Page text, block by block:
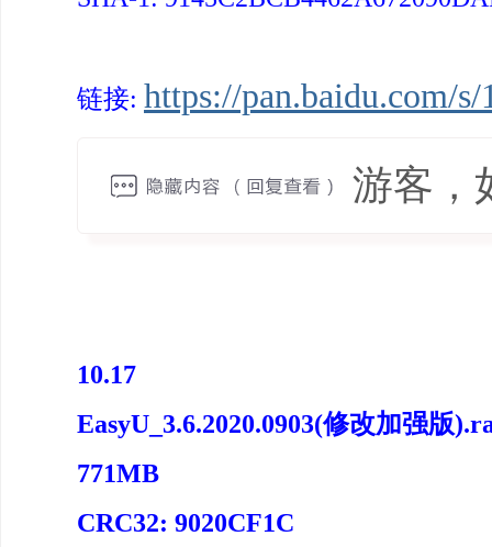
链接: https://pan.baidu.com/
游客，
10.17
EasyU_3.6.2020.0903(修改加强版
771MB
CRC32: 9020CF1C